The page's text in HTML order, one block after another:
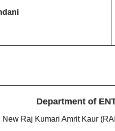
Department of
New Raj Kumari Amrit Kaur